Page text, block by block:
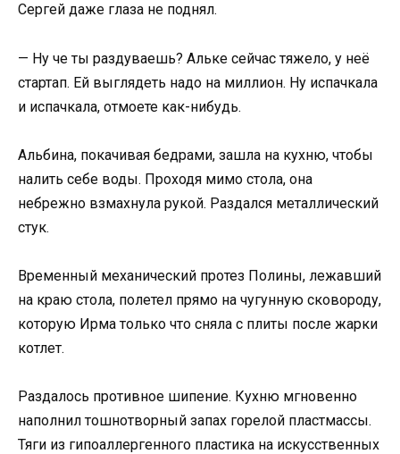
Сергей даже глаза не поднял.
— Ну че ты раздуваешь? Альке сейчас тяжело, у неё
стартап. Ей выглядеть надо на миллион. Ну испачкала
и испачкала, отмоете как-нибудь.
Альбина, покачивая бедрами, зашла на кухню, чтобы
налить себе воды. Проходя мимо стола, она
небрежно взмахнула рукой. Раздался металлический
стук.
Временный механический протез Полины, лежавший
на краю стола, полетел прямо на чугунную сковороду,
которую Ирма только что сняла с плиты после жарки
котлет.
Раздалось противное шипение. Кухню мгновенно
наполнил тошнотворный запах горелой пластмассы.
Тяги из гипоаллергенного пластика на искусственных